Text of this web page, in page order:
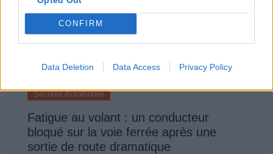
CONFIRM
Data Deletion Data Access Privacy Policy
Sécurité Automobile
Fatigue au volant : un conducteur
bloqué sur la voie ferrée après une
sortie de route dramatique